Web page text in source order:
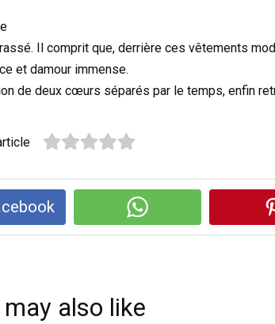
Il comprit que, derrière ces vêtements
et damour immense.
de deux cœurs séparés par le temps, enfin
may also like